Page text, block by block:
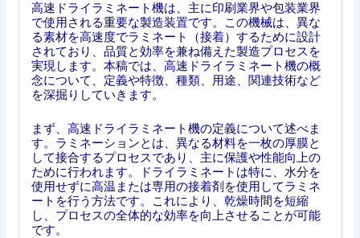
高速ドライラミネート機は、主に印刷業界や包装業界
で使用される重要な製造装置です。この機械は、異な
る素材を高速度でラミネート（接着）するために設計
されており、品質と効率を兼ね備えた製造プロセスを
実現します。本稿では、高速ドライラミネート機の概
念について、定義や特徴、種類、用途、関連技術など
を深掘りしていきます。
まず、高速ドライラミネート機の定義について述べま
す。ラミネーションとは、異なる材料を一枚の厚膜と
して接合するプロセスであり、主に保護や性能向上の
ために行われます。ドライラミネートは特に、水分を
使用せずに高温または専用の接着剤を使用してラミネ
ートを行う方法です。これにより、乾燥時間を短縮
し、プロセスの全体的な効率を向上させることが可能
です。